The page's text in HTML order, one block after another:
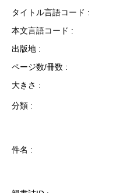
タイトル言語コード
本文言語コード
出版地
ページ数/冊数
大きさ
分類
件名